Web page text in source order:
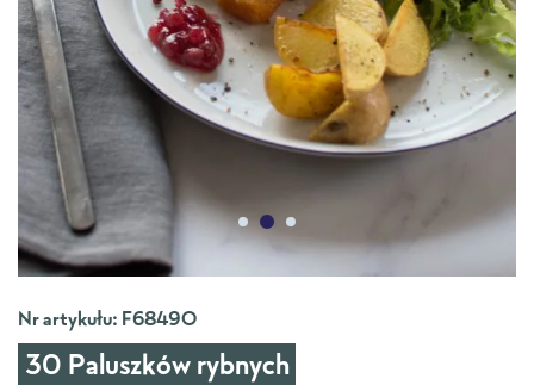
Nr artykułu: F6849O
30 Paluszków rybnych